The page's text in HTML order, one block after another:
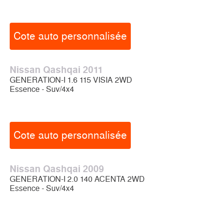
Cote auto personnalisée
Nissan Qashqai 2011
GENERATION-I 1.6 115 VISIA 2WD
Essence - Suv/4x4
Cote auto personnalisée
Nissan Qashqai 2009
GENERATION-I 2.0 140 ACENTA 2WD
Essence - Suv/4x4